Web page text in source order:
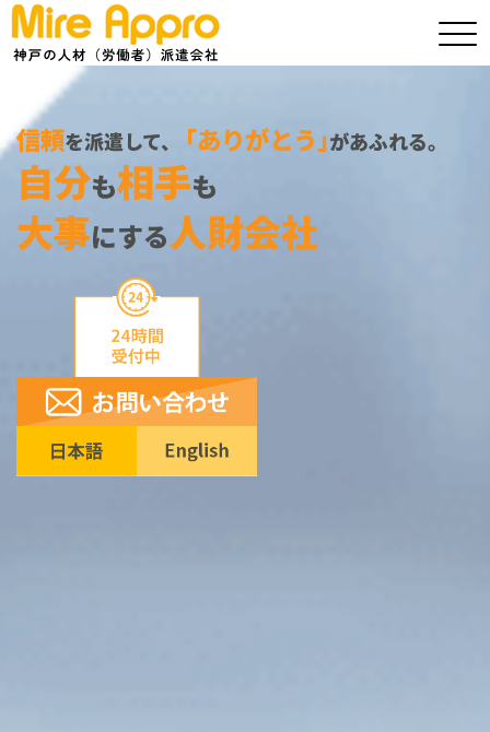
信頼を派遣して、 ｢ありがとう｣があふれる｡
自分も相手も
大事にする人財会社